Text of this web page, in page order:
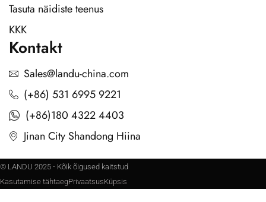
Tasuta näidiste teenus
KKK
Kontakt
Sales@landu-china.com
(+86) 531 6995 9221
(+86)180 4322 4403
Jinan City Shandong Hiina
© LANDU 2025 - Kõik õigused kaitstud
Kasutamise tähtaegPrivaatsusKüpsis